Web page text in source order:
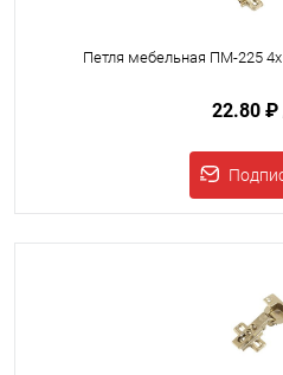
Петля мебельная ПМ-225
22.80 ₽